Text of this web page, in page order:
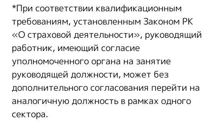
*При соответствии квалификационным
требованиям, установленным Законом РК
«О страховой деятельности», руководящий
работник, имеющий согласие
уполномоченного органа на занятие
руководящей должности, может без
дополнительного согласования перейти на
аналогичную должность в рамках одного
сектора.